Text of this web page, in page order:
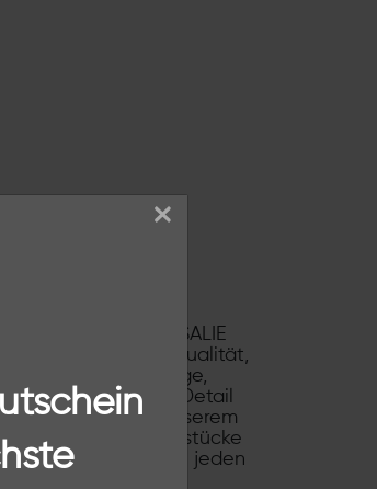
Ich habe THESSALIE
die Wert auf Qualität,
der Ketten, Ohrringe,
mit viel Liebe zum Detail
wir Dir mit unserem
Unsere Schmuckstücke
sind und die Dich jeden
×